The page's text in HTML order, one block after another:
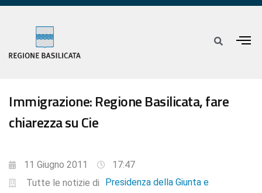
Immigrazione: Regione Basilicata, fare
chiarezza su Cie
11 Giugno 2011
17:47
Tutte le notizie di
Presidenza della Giunta e